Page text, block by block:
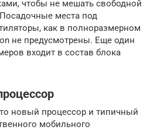
чтобы не мешать свободной
места под
как в полноразмерном
не предусмотрены. Еще один
входит в состав блока
новый процессор и типичный
мобильного